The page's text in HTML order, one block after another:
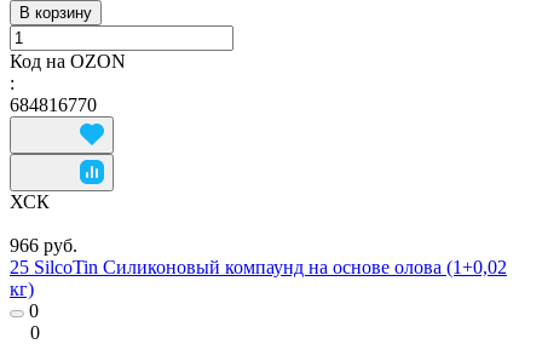
В корзину
Код на OZON
:
684816770
ХСК
966 руб.
25 SilcoTin Силиконовый компаунд на основе олова (1+0,02
кг)
0
0